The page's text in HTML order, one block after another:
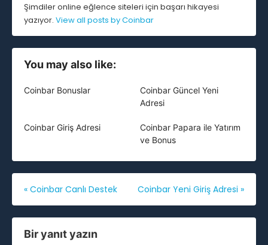
Şimdiler online eğlence siteleri için başarı hikayesi
yazıyor. View all posts by Coinbar
You may also like:
Coinbar Bonuslar
Coinbar Güncel Yeni
Adresi
Coinbar Giriş Adresi
Coinbar Papara ile Yatırım
ve Bonus
Yazı
gezinmesi
« Coinbar Canlı Destek Coinbar Yeni Giriş Adresi »
Bir yanıt yazın